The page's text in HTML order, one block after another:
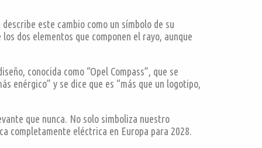
este cambio como un símbolo de su
dos elementos que componen el rayo, aunque
conocida como “Opel Compass”, que se
enérgico” y se dice que es “más que un logotipo,
que nunca. No solo simboliza nuestro
completamente eléctrica en Europa para 2028.